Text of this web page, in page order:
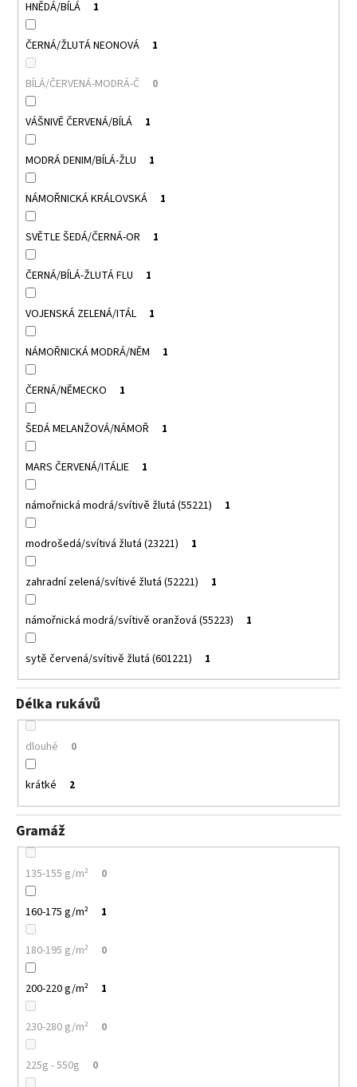
HNĚDÁ/BÍLÁ 1
ČERNÁ/ŽLUTÁ NEONOVÁ 1
BÍLÁ/ČERVENÁ-MODRÁ-Č 0
VÁŠNIVĚ ČERVENÁ/BÍLÁ 1
MODRÁ DENIM/BÍLÁ-ŽLU 1
NÁMOŘNICKÁ KRÁLOVSKÁ 1
SVĚTLE ŠEDÁ/ČERNÁ-OR 1
ČERNÁ/BÍLÁ-ŽLUTÁ FLU 1
VOJENSKÁ ZELENÁ/ITÁL 1
NÁMOŘNICKÁ MODRÁ/NĚM 1
ČERNÁ/NĚMECKO 1
ŠEDÁ MELANŽOVÁ/NÁMOŘ 1
MARS ČERVENÁ/ITÁLIE 1
námořnická modrá/svítivě žlutá (55221) 1
modrošedá/svítivá žlutá (23221) 1
zahradní zelená/svítivé žlutá (52221) 1
námořnická modrá/svítivě oranžová (55223) 1
sytě červená/svítivě žlutá (601221) 1
Délka rukávů
dlouhé 0
krátké 2
Gramáž
135-155 g/m² 0
160-175 g/m² 1
180-195 g/m² 0
200-220 g/m² 1
230-280 g/m² 0
225g - 550g 0